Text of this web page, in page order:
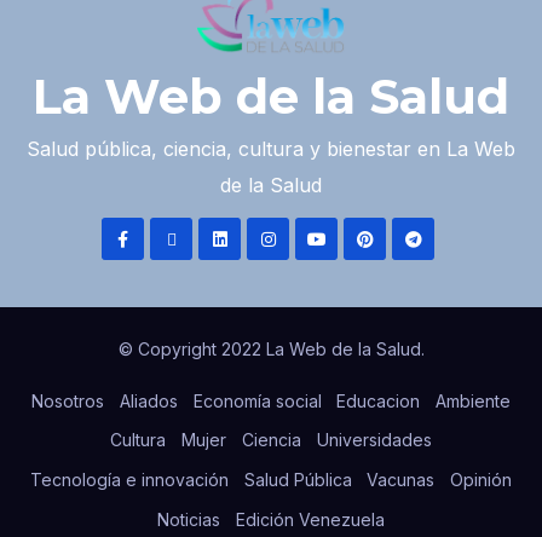
La Web de la Salud
Salud pública, ciencia, cultura y bienestar en La Web
de la Salud
© Copyright 2022 La Web de la Salud.
Nosotros Aliados Economía social Educacion
Ambiente
Cultura
Mujer Ciencia
Universidades
Tecnología e innovación
Salud Pública Vacunas
Opinión
Noticias
Edición Venezuela